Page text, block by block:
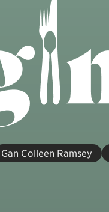
Gan Colleen Ramsey